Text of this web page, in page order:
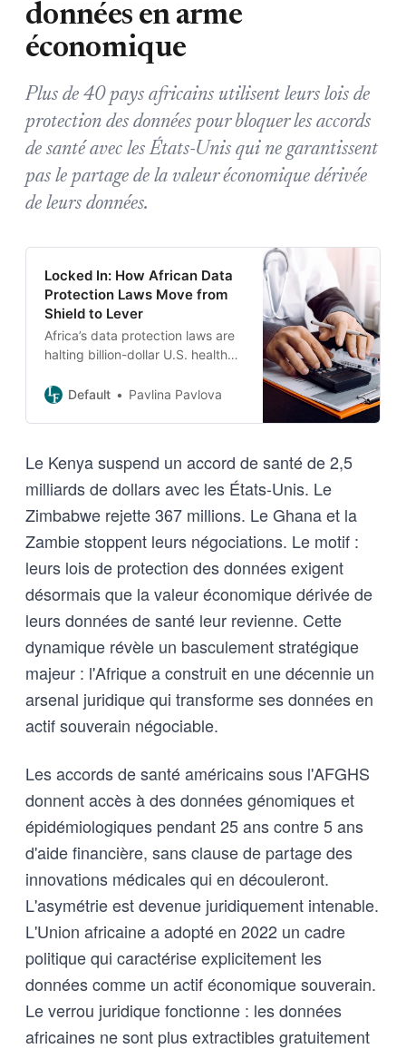
données en arme
économique
Plus de 40 pays africains utilisent leurs lois de
protection des données pour bloquer les accords
de santé avec les États-Unis qui ne garantissent
pas le partage de la valeur économique dérivée
de leurs données.
Locked In: How African Data
Protection Laws Move from
Shield to Lever
Africa’s data protection laws are
halting billion-dollar U.S. health
should be leveraged to
Default Pavlina Pavlova
Le Kenya suspend un accord de santé de 2,5
milliards de dollars avec les États-Unis. Le
Zimbabwe rejette 367 millions. Le Ghana et la
Zambie stoppent leurs négociations. Le motif :
leurs lois de protection des données exigent
désormais que la valeur économique dérivée de
leurs données de santé leur revienne. Cette
dynamique révèle un basculement stratégique
majeur : l'Afrique a construit en une décennie un
arsenal juridique qui transforme ses données en
actif souverain négociable.
Les accords de santé américains sous l'AFGHS
donnent accès à des données génomiques et
épidémiologiques pendant 25 ans contre 5 ans
d'aide financière, sans clause de partage des
innovations médicales qui en découleront.
L'asymétrie est devenue juridiquement intenable.
L'Union africaine a adopté en 2022 un cadre
politique qui caractérise explicitement les
données comme un actif économique souverain.
Le verrou juridique fonctionne : les données
africaines ne sont plus extractibles gratuitement